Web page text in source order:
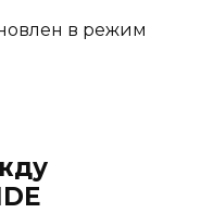
в режим